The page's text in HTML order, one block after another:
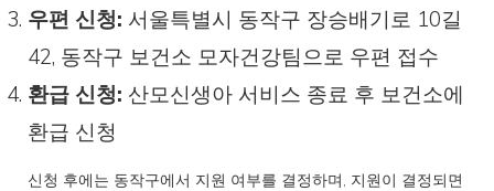
우편 신청: 서울특별시 동작구 장승배기로 10길
42, 동작구 보건소 모자건강팀으로 우편 접수
환급 신청: 산모신생아 서비스 종료 후 보건소에
환급 신청
신청 후에는 동작구에서 지원 여부를 결정하며, 지원이 결정되면